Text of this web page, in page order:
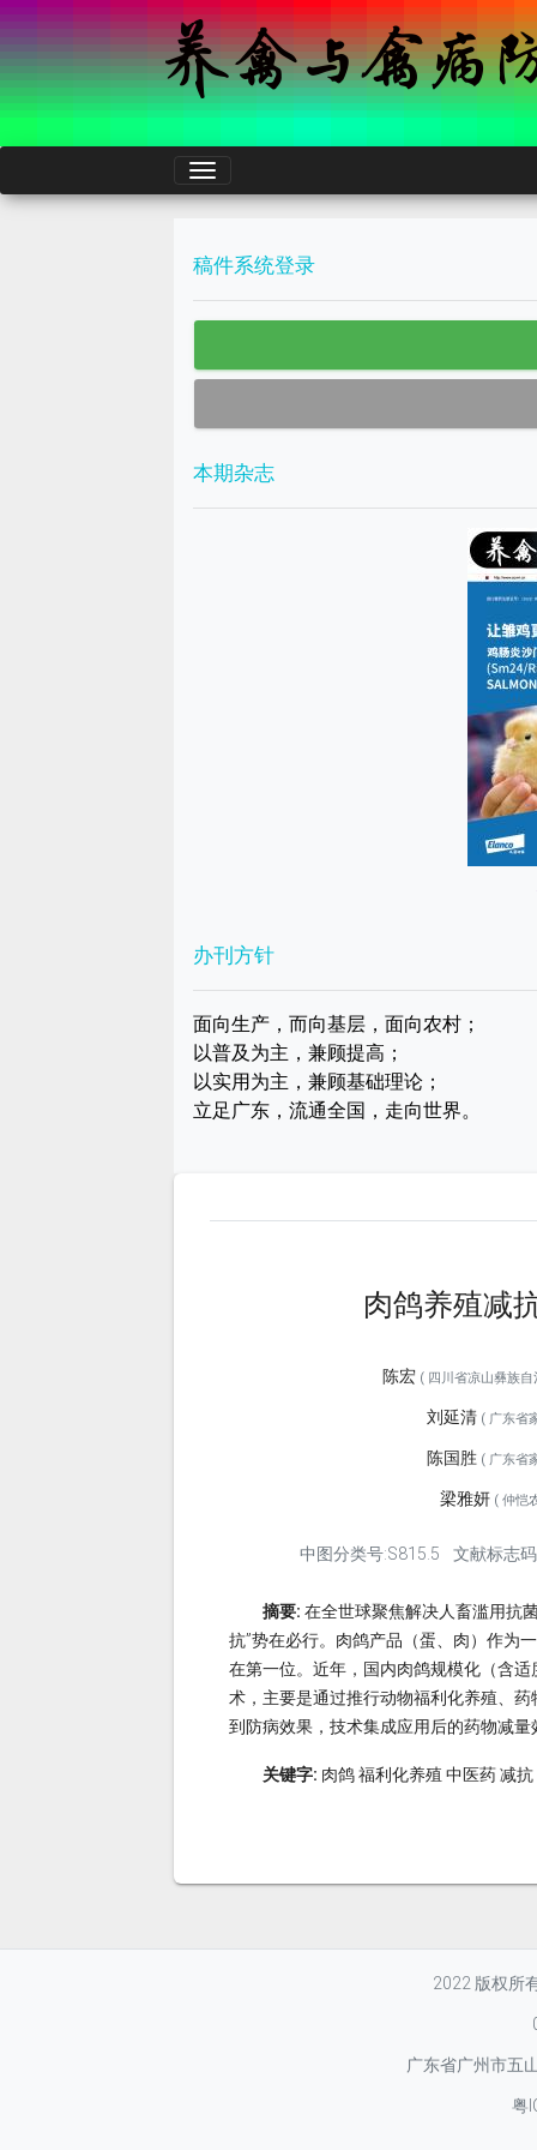
稿件系统登录
本期杂志
办刊方针
面向生产，而向基层，面向农村；
以普及为主，兼顾提高；
以实用为主，兼顾基础理论；
立足广东，流通全国，走向世界。
肉鸽养殖减
陈宏 ( 四川省凉山彝族
刘延清 ( 广东省
陈国胜 ( 广东省
梁雅妍 ( 仲恺
中图分类号:S815.5 文献标志
摘要: 在全世球聚焦解决人畜滥用抗
抗”势在必行。肉鸽产品（蛋、肉）作为
在第一位。近年，国内肉鸽规模化（含
术，主要是通过推行动物福利化养殖、
到防病效果，技术集成应用后的药物减量
关键字: 肉鸽 福利化养殖 中医药 减抗
2022 版权所
广东省广州市五
粤